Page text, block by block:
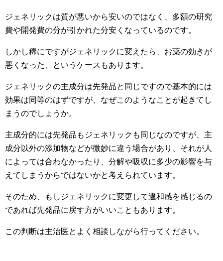
ジェネリックは質が悪いから安いのではなく、多額の研究
費や開発費の分が引かれた分安くなっているのです。
しかし稀にですがジェネリックに変えたら、お薬の効きが
悪くなった、というケースもあります。
ジェネリックの主成分は先発品と同じですので基本的には
効果は同等のはずですが、なぜこのようなことが起きてし
まうのでしょうか。
主成分的には先発品もジェネリックも同じなのですが、主
成分以外の添加物などが微妙に違う場合があり、それが人
によっては合わなかったり、分解や吸収に多少の影響を与
えてしまうからではないかと考えられています。
そのため、もしジェネリックに変更して違和感を感じるの
であれば先発品に戻す方がいいこともあります。
この判断は主治医とよく相談しながら行ってください。